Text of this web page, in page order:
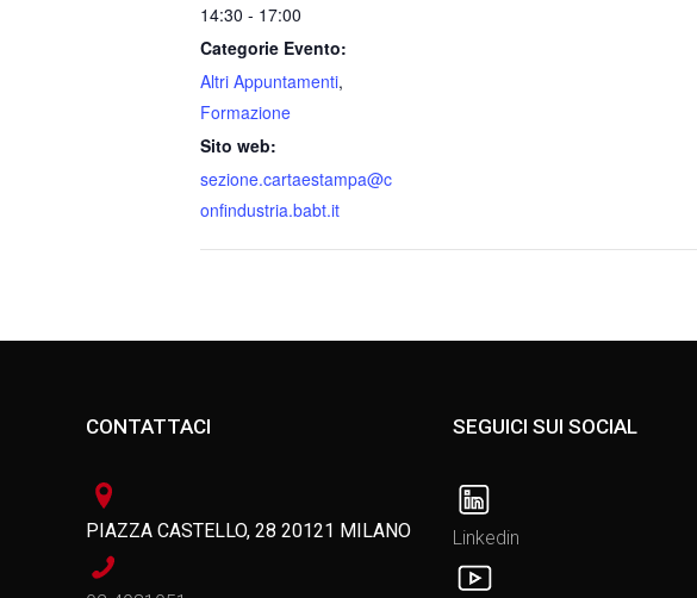
14:30 - 17:00
Categorie Evento:
Altri Appuntamenti,
Formazione
Sito web:
sezione.cartaestampa@c
onfindustria.babt.it
CONTATTACI
PIAZZA CASTELLO, 28 20121 MILANO
SEGUICI SUI SOCIAL
Linkedin